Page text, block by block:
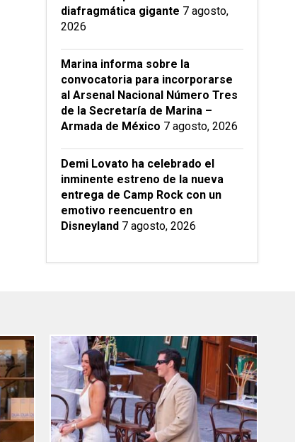
diafragmática gigante 7 agosto,
2026
Marina informa sobre la
convocatoria para incorporarse
al Arsenal Nacional Número Tres
de la Secretaría de Marina –
Armada de México 7 agosto, 2026
Demi Lovato ha celebrado el
inminente estreno de la nueva
entrega de Camp Rock con un
emotivo reencuentro en
Disneyland 7 agosto, 2026